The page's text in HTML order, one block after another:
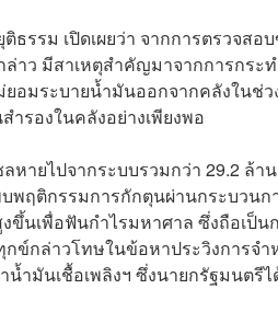
ติธรรม เปิดเผยว่า จากการตรวจ
ล่าว มีสาเหตุสำคัญมาจากการกร
อมระบายน้ำมันออกจากคลังในช่
รองในคลังอย่างเพียงพอ
ายไปจากระบบรวมกว่า 29.2 ล้า
ฤติกรรมการกักตุนผ่านกระบวนก
ขึ้นเพื่อฟันกำไรมหาศาล ซึ่งถือเป็
กข์กล่าวโทษในข้อหาประวิงการจ
ำมันเชื้อเพลิงฯ ซึ่งนายกรัฐมนตรี